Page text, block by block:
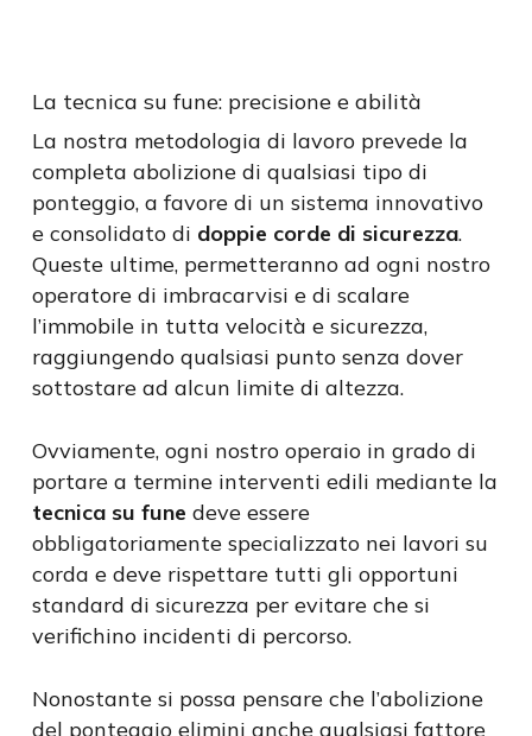
La tecnica su fune: precisione e abilità
La nostra metodologia di lavoro prevede la
completa abolizione di qualsiasi tipo di
ponteggio, a favore di un sistema innovativo
e consolidato di doppie corde di sicurezza.
Queste ultime, permetteranno ad ogni nostro
operatore di imbracarvisi e di scalare
l’immobile in tutta velocità e sicurezza,
raggiungendo qualsiasi punto senza dover
sottostare ad alcun limite di altezza.
Ovviamente, ogni nostro operaio in grado di
portare a termine interventi edili mediante la
tecnica su fune deve essere
obbligatoriamente specializzato nei lavori su
corda e deve rispettare tutti gli opportuni
standard di sicurezza per evitare che si
verifichino incidenti di percorso.
Nonostante si possa pensare che l’abolizione
del ponteggio elimini anche qualsiasi fattore